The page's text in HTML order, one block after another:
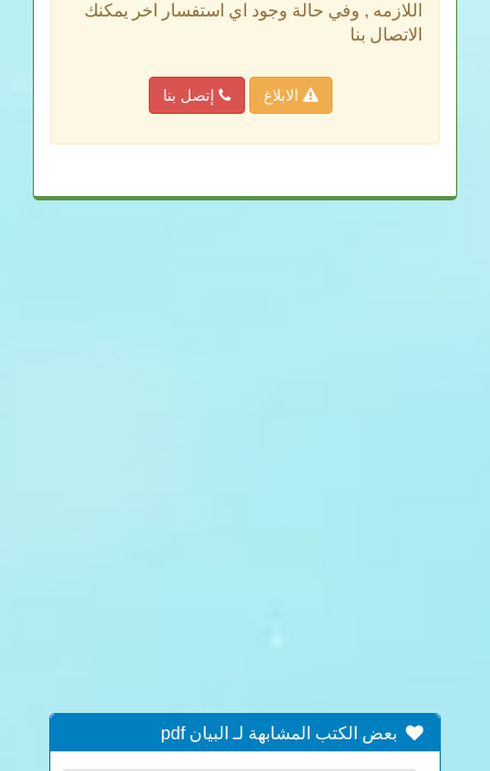
اللازمه , وفي حالة وجود اي استفسار اخر يمكنك
الاتصال بنا
الابلاغ إتصل بنا
بعض الكتب المشابهة لـ البيان pdf